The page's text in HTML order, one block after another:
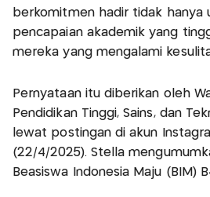
berkomitmen hadir tidak hanya
pencapaian akademik yang
mereka yang mengalami
Pernyataan itu diberikan oleh
Pendidikan Tinggi, Sains, dan
lewat postingan di akun
(22/4/2025). Stella
Beasiswa Indonesia Maju (BIM)